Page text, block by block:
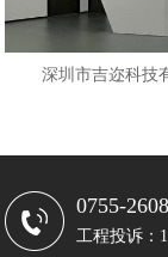
深圳市吉迩科技
0755-
工程投诉：